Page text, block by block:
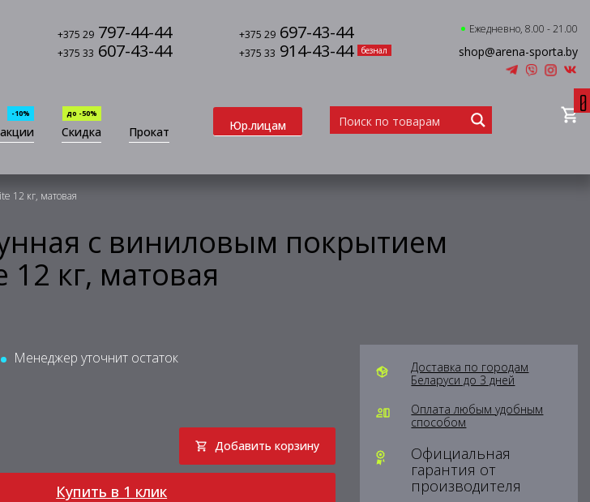
+375 29 797-44-44 +375 29 697-43-44
+375 33 607-43-44 +375 33 914-43-44 безнал
Ежедневно, 8.00 - 21.00
shop@arena-sporta.by
-10%
Скидка
до -50%
Прокат Юр.лицам
0
12 кг, матовая
с виниловым покрытием
12 кг, матовая
Менеджер уточнит остаток
Добавить корзину
Купить в 1 клик
Доставка по городам
Беларуси до 3 дней
Оплата любым удобным
способом
Официальная
гарантия от
производителя